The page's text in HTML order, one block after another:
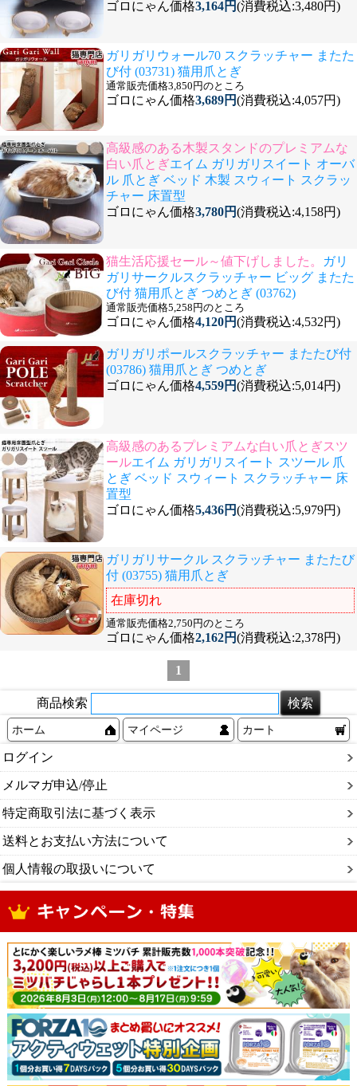
ゴロにゃん価格3,164円(消費税込:3,480円)
ガリガリウォール70 スクラッチャー またた
び付 (03731) 猫用爪とぎ
通常販売価格3,850円のところ
ゴロにゃん価格3,689円(消費税込:4,057円)
高級感のある木製スタンドのプレミアムな
白い爪とぎエイム ガリガリスイート オーバ
ル 爪とぎ ベッド 木製 スウィート スクラッ
チャー 床置型
ゴロにゃん価格3,780円(消費税込:4,158円)
猫生活応援セール～値下げしました。
ガリ
ガリサークルスクラッチャー ビッグ またた
び付 猫用爪とぎ つめとぎ (03762)
通常販売価格5,258円のところ
ゴロにゃん価格4,120円(消費税込:4,532円)
ガリガリポールスクラッチャー またたび付
(03786) 猫用爪とぎ つめとぎ
ゴロにゃん価格4,559円(消費税込:5,014円)
高級感のあるプレミアムな白い爪とぎスツ
ールエイム ガリガリスイート スツール 爪
とぎ ベッド スウィート スクラッチャー 床
置型
ゴロにゃん価格5,436円(消費税込:5,979円)
ガリガリサークル スクラッチャー またたび
付 (03755) 猫用爪とぎ
在庫切れ
通常販売価格2,750円のところ
ゴロにゃん価格2,162円(消費税込:2,378円)
1
商品検索
ホーム マイページ カート
ログイン
メルマガ申込/停止
特定商取引法に基づく表示
送料とお支払い方法について
個人情報の取扱いについて